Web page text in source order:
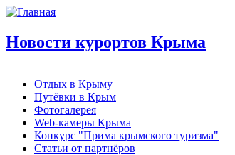
Новости курортов Крыма
Отдых в Крыму
Путёвки в Крым
Фотогалерея
Web-камеры Крыма
Конкурс "Прима крымского туризма"
Статьи от партнёров